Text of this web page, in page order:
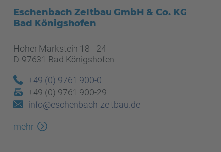
Eschenbach Zeltbau GmbH & Co. KG
Bad Königshofen
Hoher Markstein 18 - 24
D-97631 Bad Königshofen
+49 (0) 9761 900-0
+49 (0) 9761 900-29
info@eschenbach-zeltbau.de
mehr